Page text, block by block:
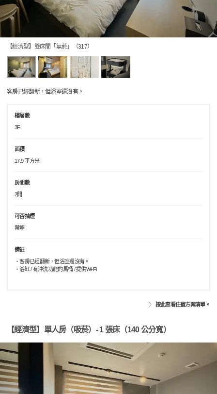
【經濟型】雙床間「無菸」（317）
客房已經翻新，但浴室還沒有。
樓層數
3F
面積
17.9 平方米
房間數
2間
可否抽煙
禁煙
備註
・客房已經翻新，但浴室還沒有。
・浴缸 / 有沖洗功能的馬桶 / 提供Wi-Fi
按此查看住宿方案清單。
【經濟型】單人房（吸菸）- 1 張床（140 公分寬）